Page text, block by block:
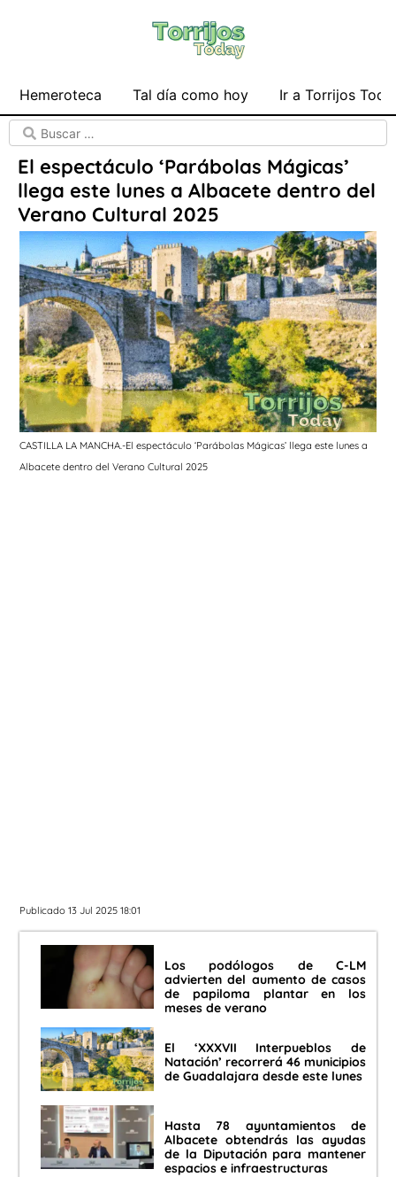
Hemeroteca Tal día como hoy Ir a Torrijos
El espectáculo ‘Parábolas Mágicas’
llega este lunes a Albacete dentro del
Verano Cultural 2025
CASTILLA LA MANCHA.-El espectáculo ‘Parábolas Mágicas’ llega este lunes a
Albacete dentro del Verano Cultural 2025
Publicado 13 Jul 2025 18:01
Los podólogos de C-LM
advierten del aumento de casos
de papiloma plantar en los
meses de verano
El ‘XXXVII Interpueblos de
Natación’ recorrerá 46 municipios
de Guadalajara desde este lunes
Hasta 78 ayuntamientos de
Albacete obtendrás las ayudas
de la Diputación para mantener
espacios e infraestructuras